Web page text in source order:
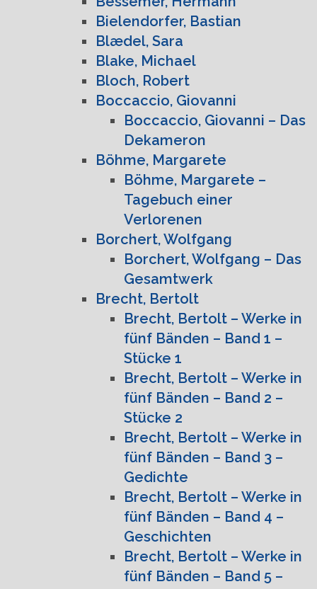
Bielendorfer, Bastian
Blædel, Sara
Blake, Michael
Bloch, Robert
Boccaccio, Giovanni
Boccaccio, Giovanni – Das
Dekameron
Böhme, Margarete
Böhme, Margarete –
Tagebuch einer
Verlorenen
Borchert, Wolfgang
Borchert, Wolfgang – Das
Gesamtwerk
Brecht, Bertolt
Brecht, Bertolt – Werke in
fünf Bänden – Band 1 –
Stücke 1
Brecht, Bertolt – Werke in
fünf Bänden – Band 2 –
Stücke 2
Brecht, Bertolt – Werke in
fünf Bänden – Band 3 –
Gedichte
Brecht, Bertolt – Werke in
fünf Bänden – Band 4 –
Geschichten
Brecht, Bertolt – Werke in
fünf Bänden – Band 5 –